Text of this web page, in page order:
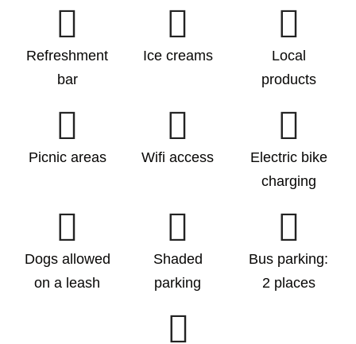
Refreshment
bar
Ice creams
Local
products
Picnic areas Wifi access
Electric bike
charging
Dogs allowed
on a leash
Shaded
parking
Bus parking:
2 places